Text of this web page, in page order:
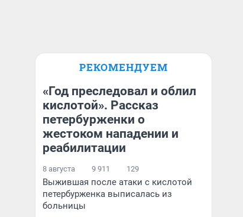
РЕКОМЕНДУЕМ
«Год преследовал и облил
кислотой». Рассказ
петербурженки о
жестоком нападении и
реабилитации
8 августа 9 911 129
Выжившая после атаки с кислотой
петербурженка выписалась из
больницы